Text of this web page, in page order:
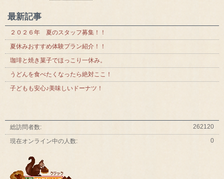
最新記事
２０２６年 夏のスタッフ募集！！
夏休みおすすめ体験プラン紹介！！
珈琲と焼き菓子でほっこり一休み。
うどんを食べたくなったら絶対ここ！
子どもも安心♪美味しいドーナツ！
262120
総訪問者数:
0
現在オンライン中の人数: